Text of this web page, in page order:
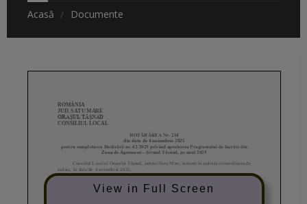
Acasă Documente
View in Full Screen